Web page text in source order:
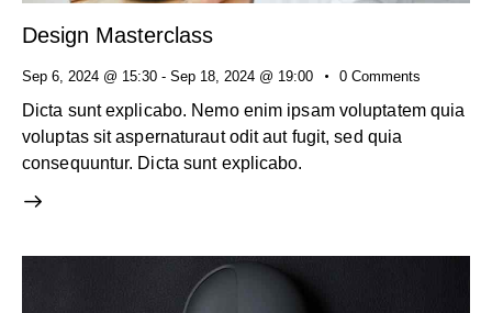
Design Masterclass
Sep 6, 2024 @ 15:30 - Sep 18, 2024 @ 19:00 0 Comments
Dicta sunt explicabo. Nemo enim ipsam voluptatem quia
voluptas sit aspernaturaut odit aut fugit, sed quia
consequuntur. Dicta sunt explicabo.